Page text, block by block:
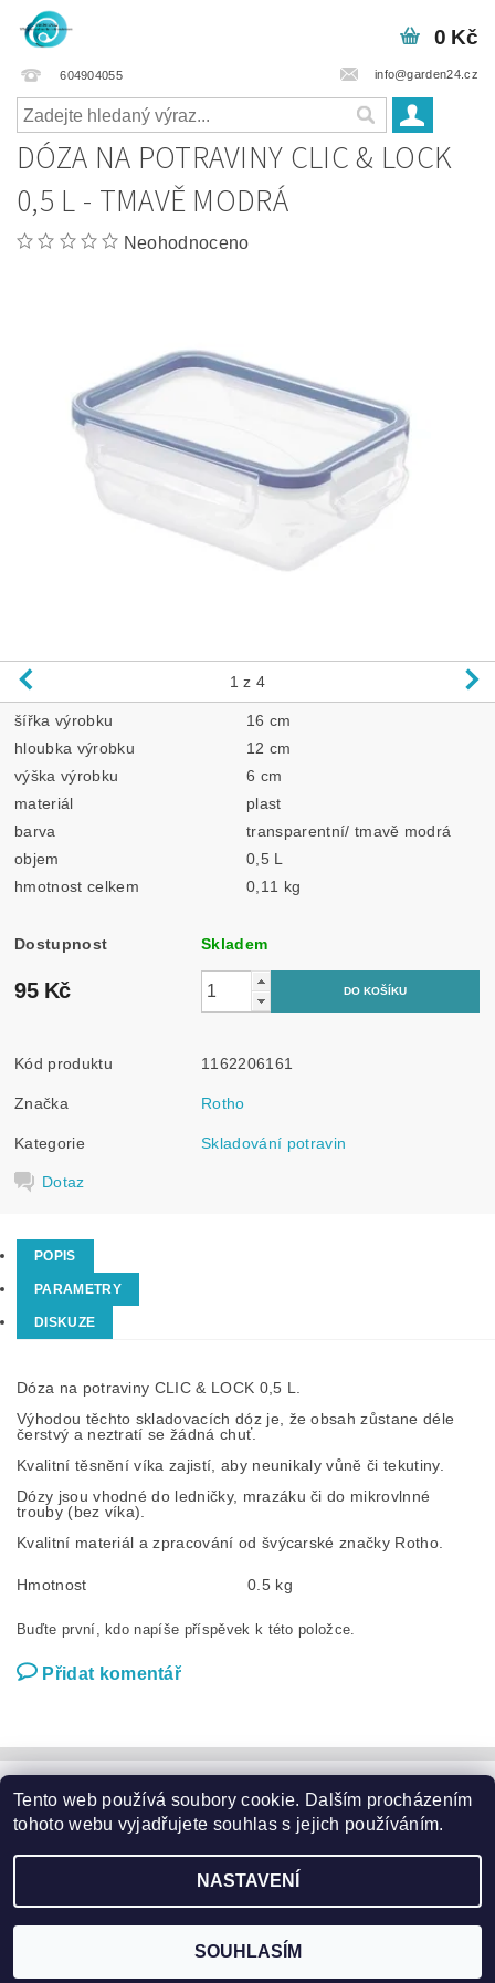
604904055 info@garden24.cz
0 Kč
DÓZA NA POTRAVINY CLIC & LOCK
0,5 L - TMAVĚ MODRÁ
Neohodnoceno
1 z 4
šířka výrobku
16 cm
hloubka výrobku
12 cm
výška výrobku
6 cm
materiál
plast
barva
transparentní/ tmavě modrá
objem
0,5 L
hmotnost celkem
0,11 kg
Dostupnost Skladem
95 Kč
Kód produktu 1162206161
Značka Rotho
Kategorie Skladování potravin
Dotaz
POPIS
PARAMETRY
DISKUZE
Dóza na potraviny CLIC & LOCK 0,5 L.
Výhodou těchto skladovacích dóz je, že obsah zůstane déle
čerstvý a neztratí se žádná chuť.
Kvalitní těsnění víka zajistí, aby neunikaly vůně či tekutiny.
Dózy jsou vhodné do ledničky, mrazáku či do mikrovlnné
trouby (bez víka).
Kvalitní materiál a zpracování od švýcarské značky Rotho.
Hmotnost 0.5 kg
Buďte první, kdo napíše příspěvek k této položce.
Přidat komentář
Zahradní nábytek | Zahradní křesla | Zahradní stoly |
Zahradní sedací soupravy | Zahradní houpačky | Zahradní lehátka
| Slunečníky a podstavce Květináče | Domácí potřeby | Značky
2026 ©Garden24.cz, všechna práva vyhrazena
Vytvořil Shoptet
Tento web používá soubory cookie. Dalším procházením
tohoto webu vyjadřujete souhlas s jejich používáním.
NASTAVENÍ
SOUHLASÍM